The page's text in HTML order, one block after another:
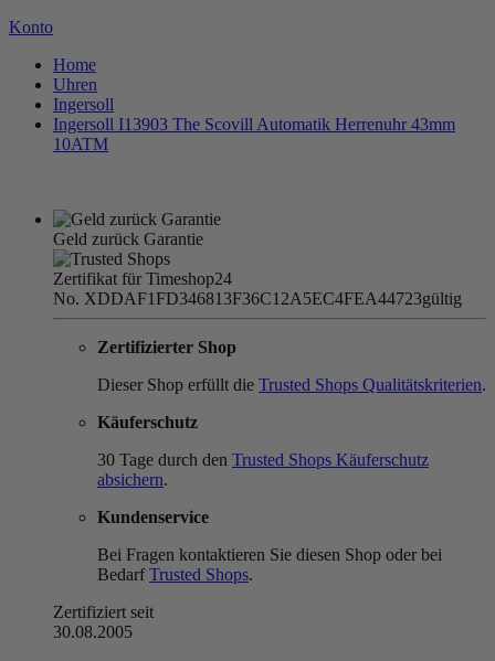
Konto
Home
Uhren
Ingersoll
Ingersoll I13903 The Scovill Automatik Herrenuhr 43mm
10ATM
Geld zurück Garantie
Zertifikat für Timeshop24
No. XDDAF1FD346813F36C12A5EC4FEA44723gültig
Zertifizierter Shop
Dieser Shop erfüllt die Trusted Shops Qualitätskriterien.
Käuferschutz
30 Tage durch den Trusted Shops Käuferschutz
absichern.
Kundenservice
Bei Fragen kontaktieren Sie diesen Shop oder bei
BedarfTrusted Shops.
Zertifiziert seit
30.08.2005